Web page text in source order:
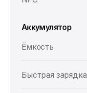
Аккумулятор
Ёмкость
Быстрая зарядка